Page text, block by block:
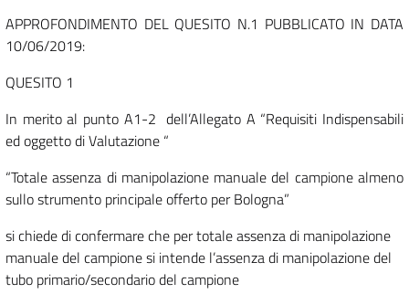
APPROFONDIMENTO DEL QUESITO N.1 PUBBLICATO IN DATA
10/06/2019:
QUESITO 1
In merito al punto A1-2 dell’Allegato A “Requisiti Indispensabili
ed oggetto di Valutazione “
“Totale assenza di manipolazione manuale del campione almeno
sullo strumento principale offerto per Bologna”
si chiede di confermare che per totale assenza di manipolazione
manuale del campione si intende l’assenza di manipolazione del
tubo primario/secondario del campione